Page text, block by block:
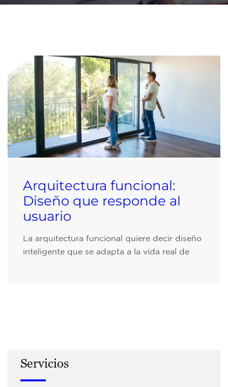
Arquitectura funcional:
Diseño que responde al
usuario
La arquitectura funcional quiere decir diseño
inteligente que se adapta a la vida real de
Servicios